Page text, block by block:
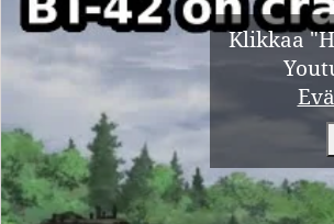
Klikkaa